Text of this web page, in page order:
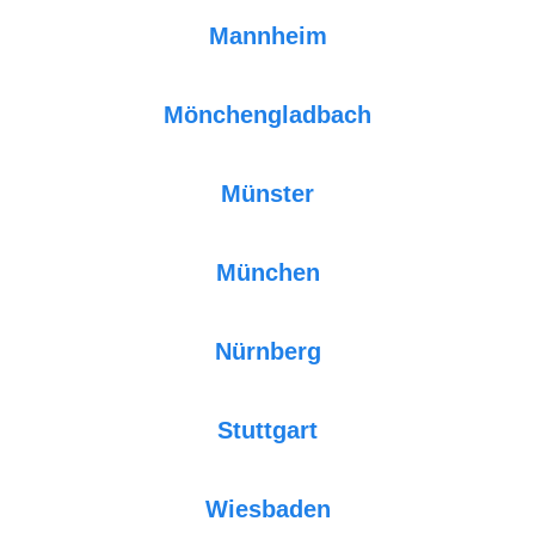
Mannheim
Mönchengladbach
Münster
München
Nürnberg
Stuttgart
Wiesbaden